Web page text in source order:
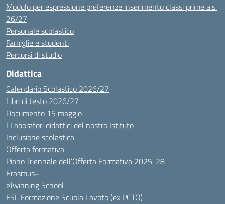
Modulo per espressione preferenze inserimento classi prime a.s.
26/27
Personale scolastico
Famiglie e studenti
Percorsi di studio
Didattica
Calendario Scolastico 2026/27
Libri di testo 2026/27
Documento 15 maggio
I Laboratori didattici del nostro Istituto
Inclusione scolastica
Offerta formativa
Piano Triennale dell’Offerta Formativa 2025-28
Erasmus+
eTwinning School
FSL Formazione Scuola Lavoto (ex PCTO)